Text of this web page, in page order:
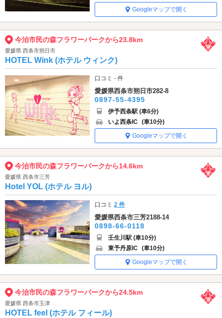
Googleマップで開く
今治市民の森フラワーパークから23.8km
愛媛県 西条市朔日市
HOTEL Wink (ホテル ウィンク)
口コミ - 件
愛媛県西条市朔日市282-8
0897-55-4395
伊予西条駅 (車6分)
いよ西条IC (車10分)
Googleマップで開く
今治市民の森フラワーパークから14.6km
愛媛県 西条市三芳
Hotel YOL (ホテル ヨル)
口コミ2 件
愛媛県西条市三芳2188-14
0898-66-0118
壬生川駅 (車10分)
東予丹原IC (車10分)
Googleマップで開く
今治市民の森フラワーパークから24.5km
愛媛県 西条市玉津
HOTEL feel (ホテル フィール)